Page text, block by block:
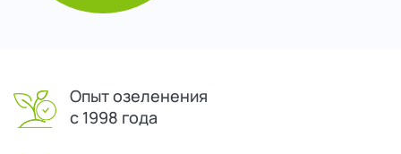
Опыт озеленения
с 1998 года